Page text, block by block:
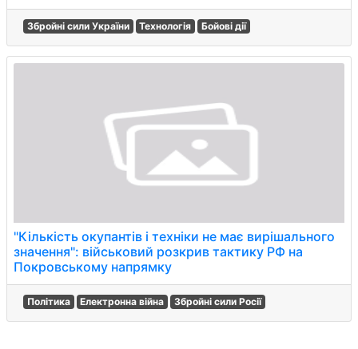
Збройні сили України Технологія Бойові дії
"Кількість окупантів і техніки не має вирішального
значення": військовий розкрив тактику РФ на
Покровському напрямку
Політика Електронна війна Збройні сили Росії